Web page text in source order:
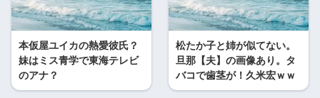
本仮屋ユイカの熱愛彼氏？
妹はミス青学で東海テレビ
のアナ？
松たか子と姉が似てない。
旦那【夫】の画像あり。タ
バコで歯茎が！久米宏ｗｗ